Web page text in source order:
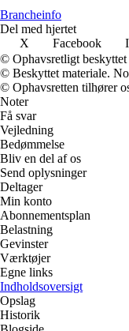
Brancheinfo
Del med hjertet
X
Facebook
© Ophavsretligt beskyttet
© Beskyttet materiale.
© Ophavsretten tilhører
Noter
Få svar
Vejledning
Bedømmelse
Bliv en del af os
Send oplysninger
Deltager
Min konto
Abonnementsplan
Belastning
Gevinster
Værktøjer
Egne links
Indholdsoversigt
Opslag
Historik